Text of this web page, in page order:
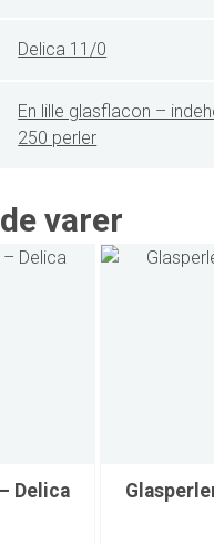
Delica 11/0
En lille glasflacon –
250 perler
varer
Delica